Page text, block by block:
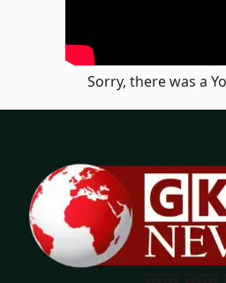
Sorry, there was a